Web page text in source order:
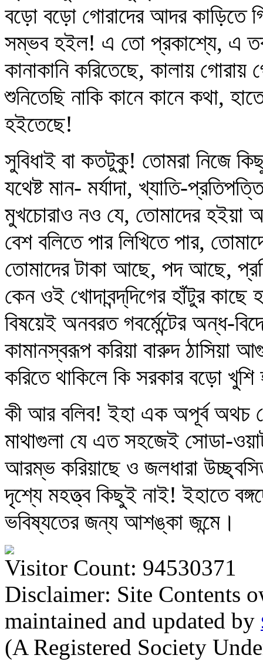
বড়ো বড়ো গোরাদের আদর কাড়িতে
সম্ভব হইল! এ তো প্রকাশ্যে, এ
কানাকানি করিতেছে, কালায় গোরায়
শুনিতেছি নাকি কানে কানে কথা,
হইতেছে!
সুবিধাই বা কতটুকু! তোমরা নিজে
যথেষ্ট মান- মর্যাদা, খ্যাতি-
মুখচোরাও নও যে, তোমাদের
বেশ বলিতে পার লিখিতে পার,
তোমাদের টাকা আছে, পদ আছে,
কেন ওই খোদাবন্দ্‌দিগের হাঁটুর কাছে
বিষয়েই অনবরত গবর্মেন্টের অন্ধ-
কামানস্বরূপ করিয়া বারুদ ঠাসিয়া
করিতে থাকিলে কি সরকার বড়ো
কী আর বলিব! ইহা এক অপূর্ব অথচ
মাথাগুলা যে এত সহজেই সোডা-
আরম্ভ করিয়াছে ও জলধারা
দৃশ্যে মহত্ত্ব কিছুই নাই! ইহাতে
ভবিষ্যতের জন্য আশঙ্কা জন্মে।
Visitor Count: 94530371
Disclaimer: Site Contents
maintained and updated by
(A Registered Society